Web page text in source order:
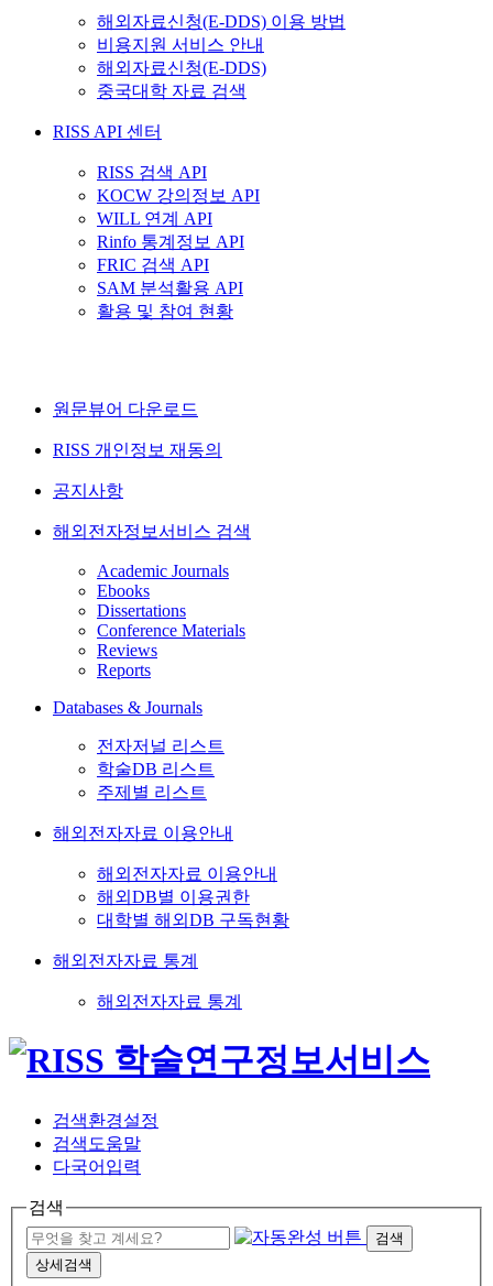
해외자료신청(E-DDS) 이용 방법
비용지원 서비스 안내
해외자료신청(E-DDS)
중국대학 자료 검색
RISS API 센터
RISS 검색 API
KOCW 강의정보 API
WILL 연계 API
Rinfo 통계정보 API
FRIC 검색 API
SAM 분석활용 API
활용 및 참여 현황
원문뷰어 다운로드
RISS 개인정보 재동의
공지사항
해외전자정보서비스 검색
Academic Journals
Ebooks
Dissertations
Conference Materials
Reviews
Reports
Databases & Journals
전자저널 리스트
학술DB 리스트
주제별 리스트
해외전자자료 이용안내
해외전자자료 이용안내
해외DB별 이용권한
대학별 해외DB 구독현황
해외전자자료 통계
해외전자자료 통계
검색환경설정
검색도움말
다국어입력
검색
검색
상세검색